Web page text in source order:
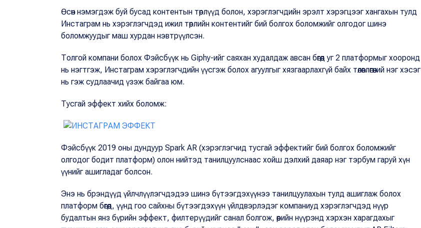
Өсөн нэмэгдэж буй бусад контентын төрлүүд болон, хэрэглэгчдийн эрэлт хэрэгцээг хангахын тулд
Инстаграм нь хэрэглэгчдэд ижил төрлийн контентийг бий болгох боломжийг олгодог шинэ
боломжуудыг маш хурдан нэвтрүүлсэн.
Толгой компани болох Фэйсбүүк нь Giphy-ийг саяхан худалдаж авсан бөгөөд уг 2 платформыг хооронд
нь нэгтгэж, Инстаграм хэрэглэгчдийн үүсгэж болох агуулгыг хязгаарлахгүй байх төлөвлөгөөний нэг хэсэг
нь гэж судлаачид үзэж байгаа юм.
Тусгай эффект хийх боломж:
Фэйсбүүк 2019 оны дундуур Spark AR (хэрэглэгчид тусгай эффектийг бий болгох боломжийг
олгодог бодит платформ) олон нийтэд танилцуулснаас хойш дэлхий даяар нэг тэрбум гаруй хүн
үүнийг ашигладаг болсон.
Энэ нь брэндүүд үйлчлүүлэгчдэдээ шинэ бүтээгдэхүүнээ танилцуулахын тулд ашиглаж болох
платформ бөгөөд, үүнд гоо сайхны бүтээгдэхүүн үйлдвэрлэдэг компаниуд хэрэглэгчдэд нүүр
будалтын янз бүрийн эффект, филтерүүдийг санал болгож, өөрийн нүүрэнд хэрхэн харагдахыг